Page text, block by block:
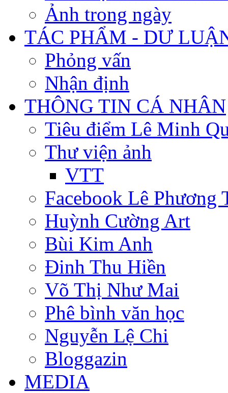
Ảnh trong ngày
TÁC PHẨM - DƯ
Phỏng vấn
Nhận định
THÔNG TIN CÁ NHÂN
Tiêu điểm Lê Minh
Thư viện ảnh
VTT
Facebook Lê Phương
Huỳnh Cường Art
Bùi Kim Anh
Đinh Thu Hiền
Võ Thị Như Mai
Phê bình văn học
Nguyễn Lệ Chi
Bloggazin
MEDIA